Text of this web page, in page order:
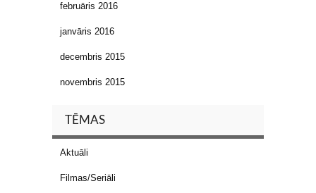
februāris 2016
janvāris 2016
decembris 2015
novembris 2015
TĒMAS
Aktuāli
Filmas/Seriāli